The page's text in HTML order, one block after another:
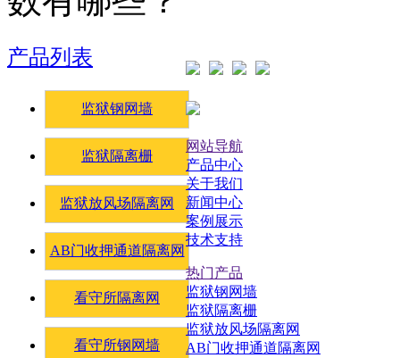
产品列表
监狱钢网墙
监狱隔离栅
监狱放风场隔离网
AB门收押通道隔离网
看守所隔离网
看守所钢网墙
网站导航
产品中心
关于我们
新闻中心
案例展示
技术支持
热门产品
监狱钢网墙
监狱隔离栅
监狱放风场隔离网
AB门收押通道隔离网